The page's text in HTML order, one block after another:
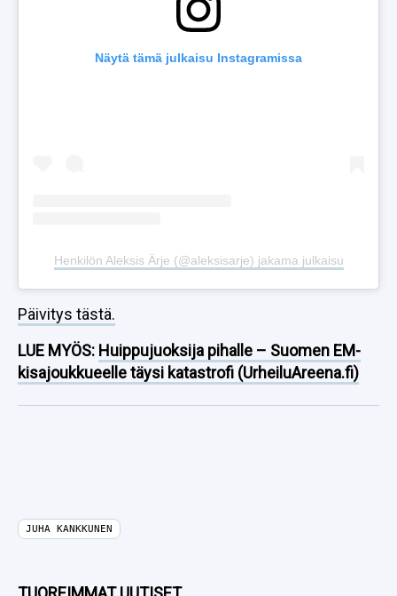
Näytä tämä julkaisu Instagramissa
Henkilön Aleksis Ärje (@aleksisarje) jakama julkaisu
Päivitys tästä.
LUE MYÖS: Huippujuoksija pihalle – Suomen EM-
kisajoukkueelle täysi katastrofi (UrheiluAreena.fi)
JUHA KANKKUNEN